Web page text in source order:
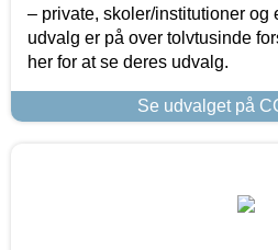
– private, skoler/institutioner og
udvalg er på over tolvtusinde
her for at se deres udvalg.
Se udvalget på